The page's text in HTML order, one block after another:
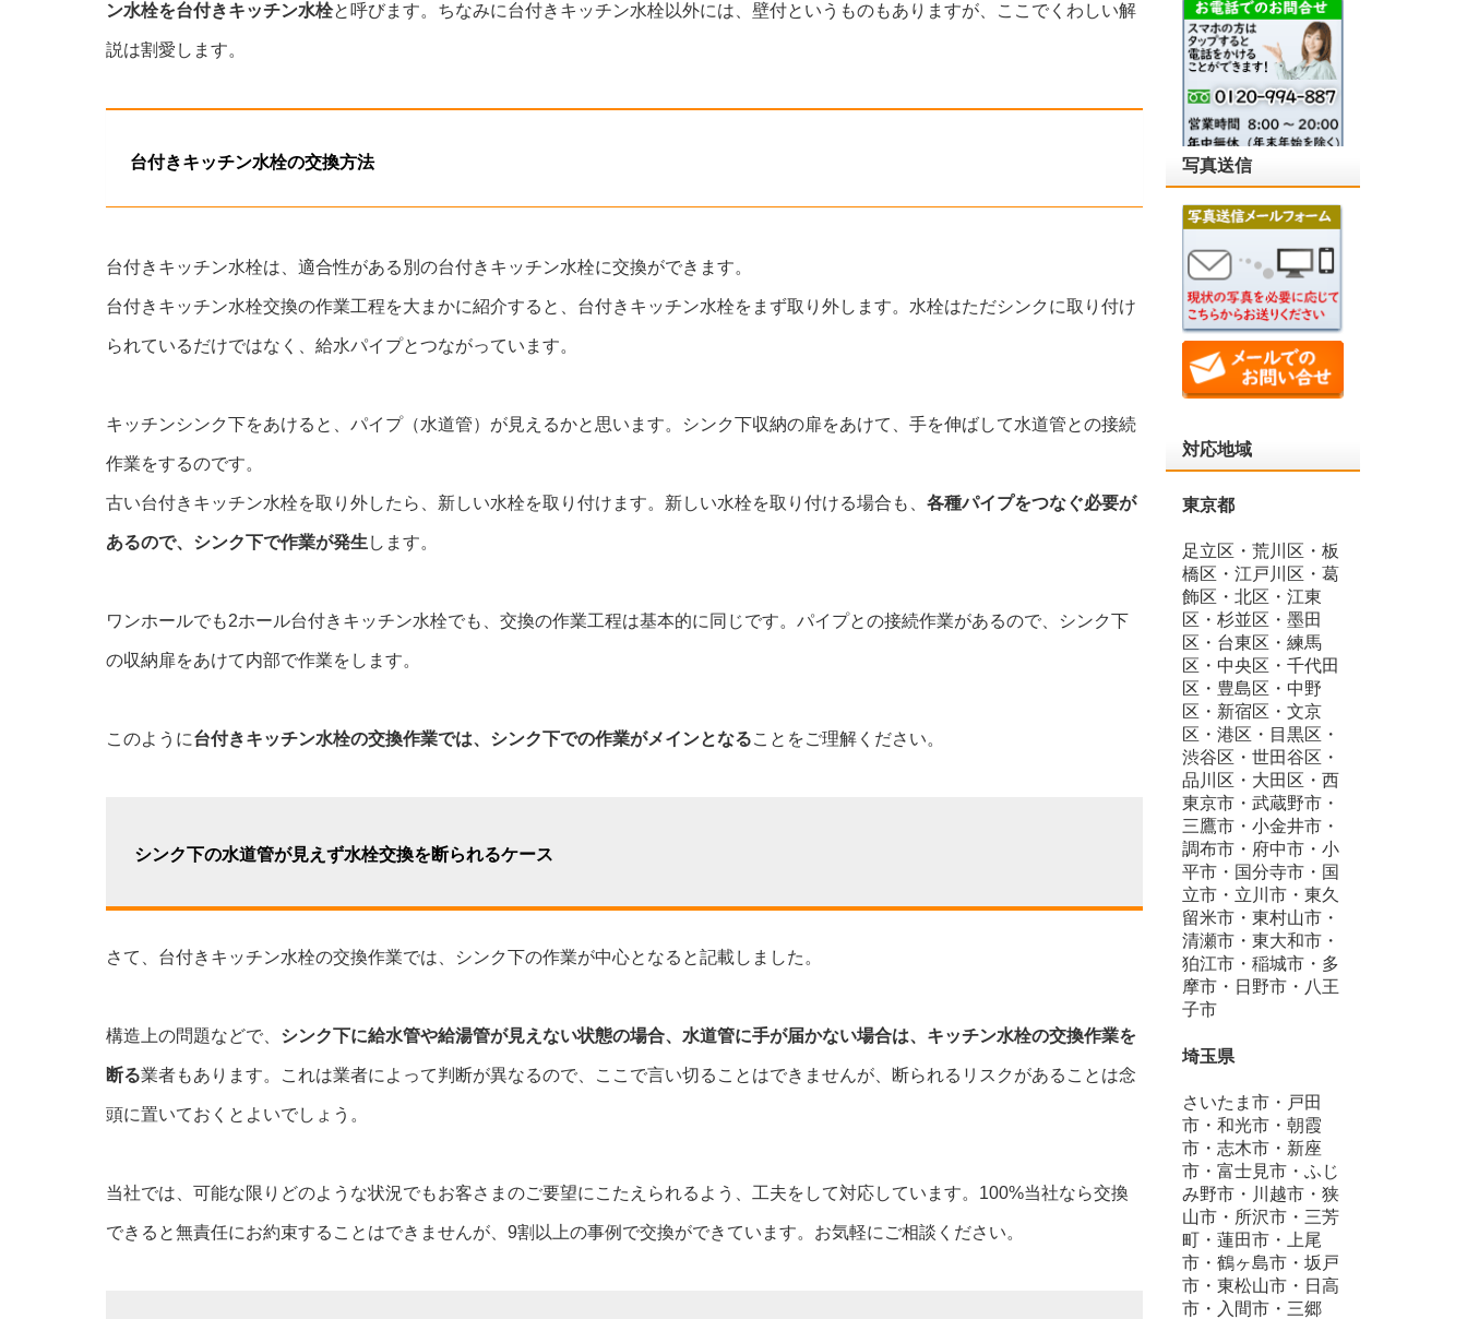
ン水栓を台付きキッチン水栓と呼びます。ちなみに台付きキッチン水栓以外には、壁付というものもありますが、ここでくわしい解
説は割愛します。
台付きキッチン水栓の交換方法
台付きキッチン水栓は、適合性がある別の台付きキッチン水栓に交換ができます。
台付きキッチン水栓交換の作業工程を大まかに紹介すると、台付きキッチン水栓をまず取り外します。水栓はただシンクに取り付け
られているだけではなく、給水パイプとつながっています。
キッチンシンク下をあけると、パイプ（水道管）が見えるかと思います。シンク下収納の扉をあけて、手を伸ばして水道管との接続
作業をするのです。
古い台付きキッチン水栓を取り外したら、新しい水栓を取り付けます。新しい水栓を取り付ける場合も、 各種パイプをつなぐ必要が
あるので、シンク下で作業が発生 します。
ワンホールでも2ホール台付きキッチン水栓でも、交換の作業工程は基本的に同じです。パイプとの接続作業があるので、シンク下
の収納扉をあけて内部で作業をします。
このように台付きキッチン水栓の交換作業では、シンク下での作業がメインとなることをご理解ください。
シンク下の水道管が見えず水栓交換を断られるケース
さて、台付きキッチン水栓の交換作業では、シンク下の作業が中心となると記載しました。
構造上の問題などで、 シンク下に給水管や給湯管が見えない状態の場合、水道管に手が届かない場合は、キッチン水栓の交換作業を
断る業者もあります。これは業者によって判断が異なるので、ここで言い切ることはできませんが、断られるリスクがあることは念
頭に置いておくとよいでしょう。
当社では、可能な限りどのような状況でもお客さまのご要望にこたえられるよう、工夫をして対応しています。100%当社なら交換
できると無責任にお約束することはできませんが、9割以上の事例で交換ができています。お気軽にご相談ください。
写真送信
対応地域
東京都
足立区・荒川区・板
橋区・江戸川区・葛
飾区・北区・江東
区・杉並区・墨田
区・台東区・練馬
区・中央区・千代田
区・豊島区・中野
区・新宿区・文京
区・港区・目黒区・
渋谷区・世田谷区・
品川区・大田区・西
東京市・武蔵野市・
三鷹市・小金井市・
調布市・府中市・小
平市・国分寺市・国
立市・立川市・東久
留米市・東村山市・
清瀬市・東大和市・
狛江市・稲城市・多
摩市・日野市・八王
子市
埼玉県
さいたま市・戸田
市・和光市・朝霞
市・志木市・新座
市・富士見市・ふじ
み野市・川越市・狭
山市・所沢市・三芳
町・蓮田市・上尾
市・鶴ヶ島市・坂戸
市・東松山市・日高
市・入間市・三郷